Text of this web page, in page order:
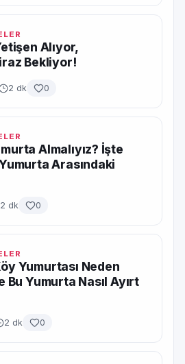
Alıyor,
Bekliyor!
2 dk 0
Almalıyız? İşte
Arasındaki
2 dk 0
Yumurtası Neden
Yumurta Nasıl Ayırt
2 dk 0